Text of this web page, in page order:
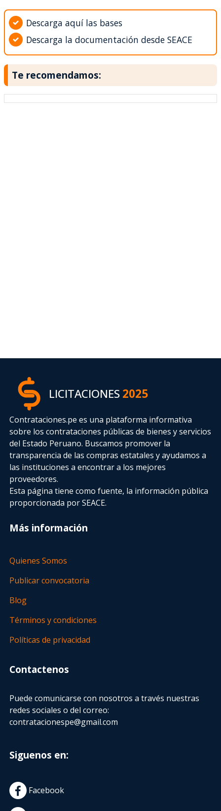
Descarga aquí las bases
Descarga la documentación desde SEACE
Te recomendamos:
LICITACIONES2025
Contrataciones.pe es una plataforma informativa
sobre los contrataciones públicas de bienes y servicios
del Estado Peruano. Buscamos promover la
transparencia de las compras estatalesy ayudamos a
las instituciones a encontrar a los mejores
proveedores.
Esta página tiene como fuente, la información pública
proporcionada por SEACE.
Más información
Quienes Somos
Publicar convocatoria
Blog
Términos y condiciones
Políticas de privacidad
Contactenos
Puede comunicarse con nosotros a través nuestras
redes sociales o del correo:
contratacionespe@gmail.com
Siguenos en:
Facebook